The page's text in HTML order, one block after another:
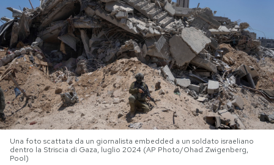
NEWSLETTER
I MIEI PREFERITI
SHOP
CALENDARIO
Una foto scattata da un giornalista embedded a un soldato israeliano
dentro la Striscia di Gaza, luglio 2024 (AP Photo/Ohad Zwigenberg,
Pool)